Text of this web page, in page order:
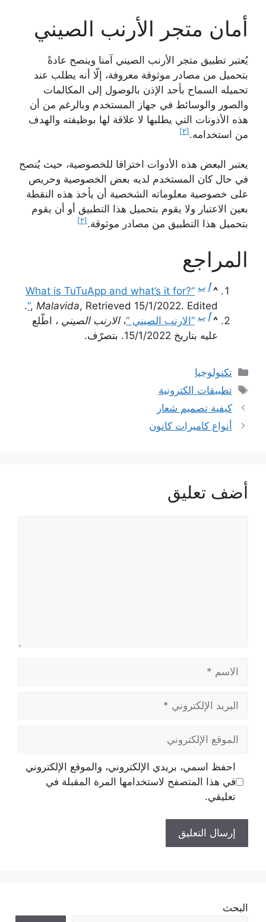
أمان متجر الأرنب الصيني
يُعتبر تطبيق متجر الأرنب الصيني آمنا وينصح عادةً
بتحميل من مصادر موثوقة معروفة، إلّا أنه يطلب عند
تحميله السماح بأحد الإذن بالوصول إلى المكالمات
والصور والوسائط في جهاز المستخدم وبالرغم من أن
هذه الأذونات التي يطلبها لا علاقة لها بوظيفته والهدف
من استخدامه. [٢]
يعتبر البعض هذه الأدوات اختراقا للخصوصية، حيث يُنصح
في حال كان المستخدم لديه بعض الخصوصية وحريص
على خصوصية معلوماته الشخصية أن يأخذ هذه النقطة
بعين الاعتبار ولا يقوم بتحميل هذا التطبيق أو أن يقوم
بتحميل هذا التطبيق من مصادر موثوقة. [٢]
المراجع
^ أ ب
“What is TuTuApp and what’s it for?
“, Malavida, Retrieved 15/1/2022. Edited.
^ أ ب “الارنب الصيني “،الارنب الصيني ، اطّلع
عليه بتاريخ 15/1/2022. بتصرّف.
التصنيفات
تكنولوجيا
الوسوم
تطبيقات الكترونية
كيفية تصميم شعار
أنواع كاميرات كانون
أضف تعليق
الإلكتروني
الإلكتروني
احفظ اسمي، بريدي الإلكتروني، والموقع الإلكتروني
في هذا المتصفح لاستخدامها المرة المقبلة في
تعليقي.
البحث